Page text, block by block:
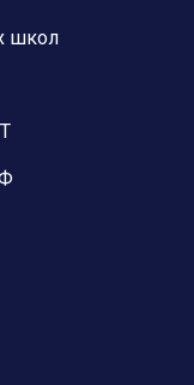
школ